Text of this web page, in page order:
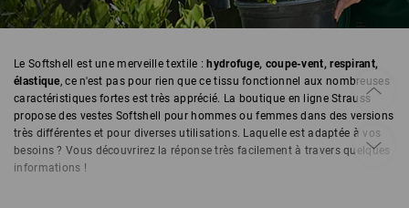
Le Softshell est une merveille textile : hydrofuge, coupe-vent, respirant,
élastique, ce n'est pas pour rien que ce tissu fonctionnel aux nombreuses
caractéristiques fortes est très apprécié. La boutique en ligne Strauss
propose des vestes Softshell pour hommes ou femmes dans des versions
très différentes et pour diverses utilisations. Laquelle est adaptée à vos
besoins ? Vous découvrirez la réponse très facilement à travers quelques
informations !